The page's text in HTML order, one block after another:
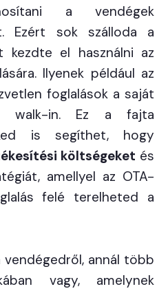
a vendégek
Ezért sok szálloda a
kezdte el használni az
Ilyenek például az
foglalások a saját
walk-in. Ez a fajta
is segíthet, hogy
költségeket és
amellyel az OTA-
felé terelheted a
annál több
vagy, amelynek